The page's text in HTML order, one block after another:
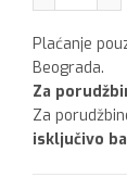
Plaćanje
Beograda.
Za
Za
isključivo